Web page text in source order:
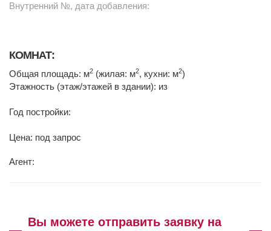
Внутренний №, дата добавления:
КОМНАТ:
Общая площадь: м2 (жилая: м2, кухни: м2)
Этажность (этаж/этажей в здании): из
Год постройки:
Цена: под запрос
Агент:
Вы можете отправить заявку на